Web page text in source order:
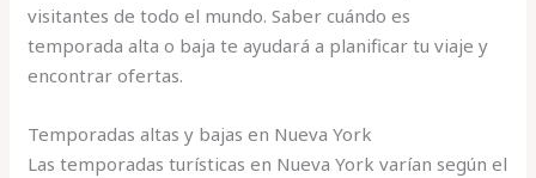
visitantes de todo el mundo. Saber cuándo es
temporada alta o baja te ayudará a planificar tu viaje y
encontrar ofertas.
Temporadas altas y bajas en Nueva York
Las temporadas turísticas en Nueva York varían según el